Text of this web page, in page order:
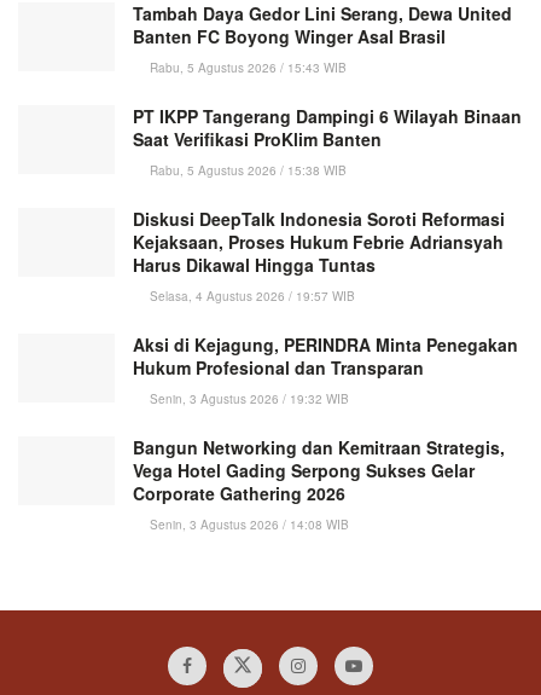
Tambah Daya Gedor Lini Serang, Dewa United
Banten FC Boyong Winger Asal Brasil
Rabu, 5 Agustus 2026 / 15:43 WIB
PT IKPP Tangerang Dampingi 6 Wilayah Binaan
Saat Verifikasi ProKlim Banten
Rabu, 5 Agustus 2026 / 15:38 WIB
Diskusi DeepTalk Indonesia Soroti Reformasi
Kejaksaan, Proses Hukum Febrie Adriansyah
Harus Dikawal Hingga Tuntas
Selasa, 4 Agustus 2026 / 19:57 WIB
Aksi di Kejagung, PERINDRA Minta Penegakan
Hukum Profesional dan Transparan
Senin, 3 Agustus 2026 / 19:32 WIB
Bangun Networking dan Kemitraan Strategis,
Vega Hotel Gading Serpong Sukses Gelar
Corporate Gathering 2026
Senin, 3 Agustus 2026 / 14:08 WIB